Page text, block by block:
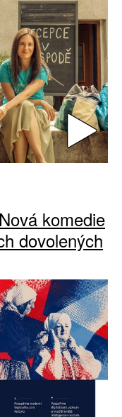
komedie
dovolených